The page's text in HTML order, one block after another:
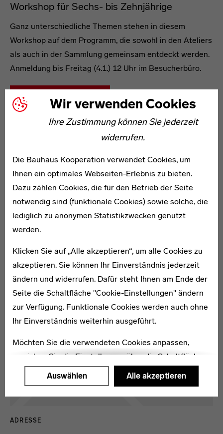
Wir verwenden Cookies
Ihre Zustimmung können Sie jederzeit
widerrufen.
Die Bauhaus Kooperation verwendet Cookies, um
Ihnen ein optimales Webseiten-Erlebnis zu bieten.
Dazu zählen Cookies, die für den Betrieb der Seite
notwendig sind (funktionale Cookies) sowie solche, die
lediglich zu anonymen Statistikzwecken genutzt
werden.
Klicken Sie auf „Alle akzeptieren“, um alle Cookies zu
akzeptieren. Sie können Ihr Einverständnis jederzeit
ändern und widerrufen. Dafür steht Ihnen am Ende der
Seite die Schaltfläche "Cookie-Einstellungen" ändern
zur Verfügung. Funktionale Cookies werden auch ohne
Ihr Einverständnis weiterhin ausgeführt.
Möchten Sie die verwendeten Cookies anpassen,
erreichen Sie die Einstellungen über die Schaltfläche
"Auswählen".
Auswählen Alle akzeptieren
Workshop für Sechs- bis Zehnjährige
Ganz unterschiedliche Themen stehen in diesem
Workshop auf dem Programm, die sowohl in den Ateliers
als auch in der Sammlung gemeinsam entdeckt werden.
Anmeldung bis Freitag (4.1.) 12 Uhr im Besucherbüro.
Kartenansicht öffnen
ADRESSE